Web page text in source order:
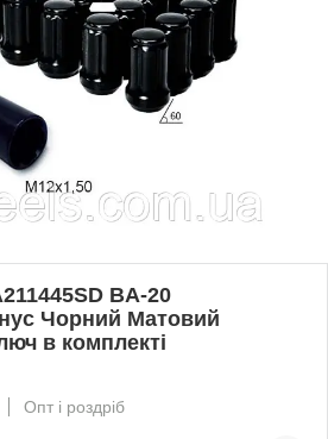
BA-20
Чорний Матовий
в комплекті
Опт і роздріб